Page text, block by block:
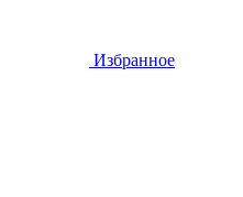
Избранное